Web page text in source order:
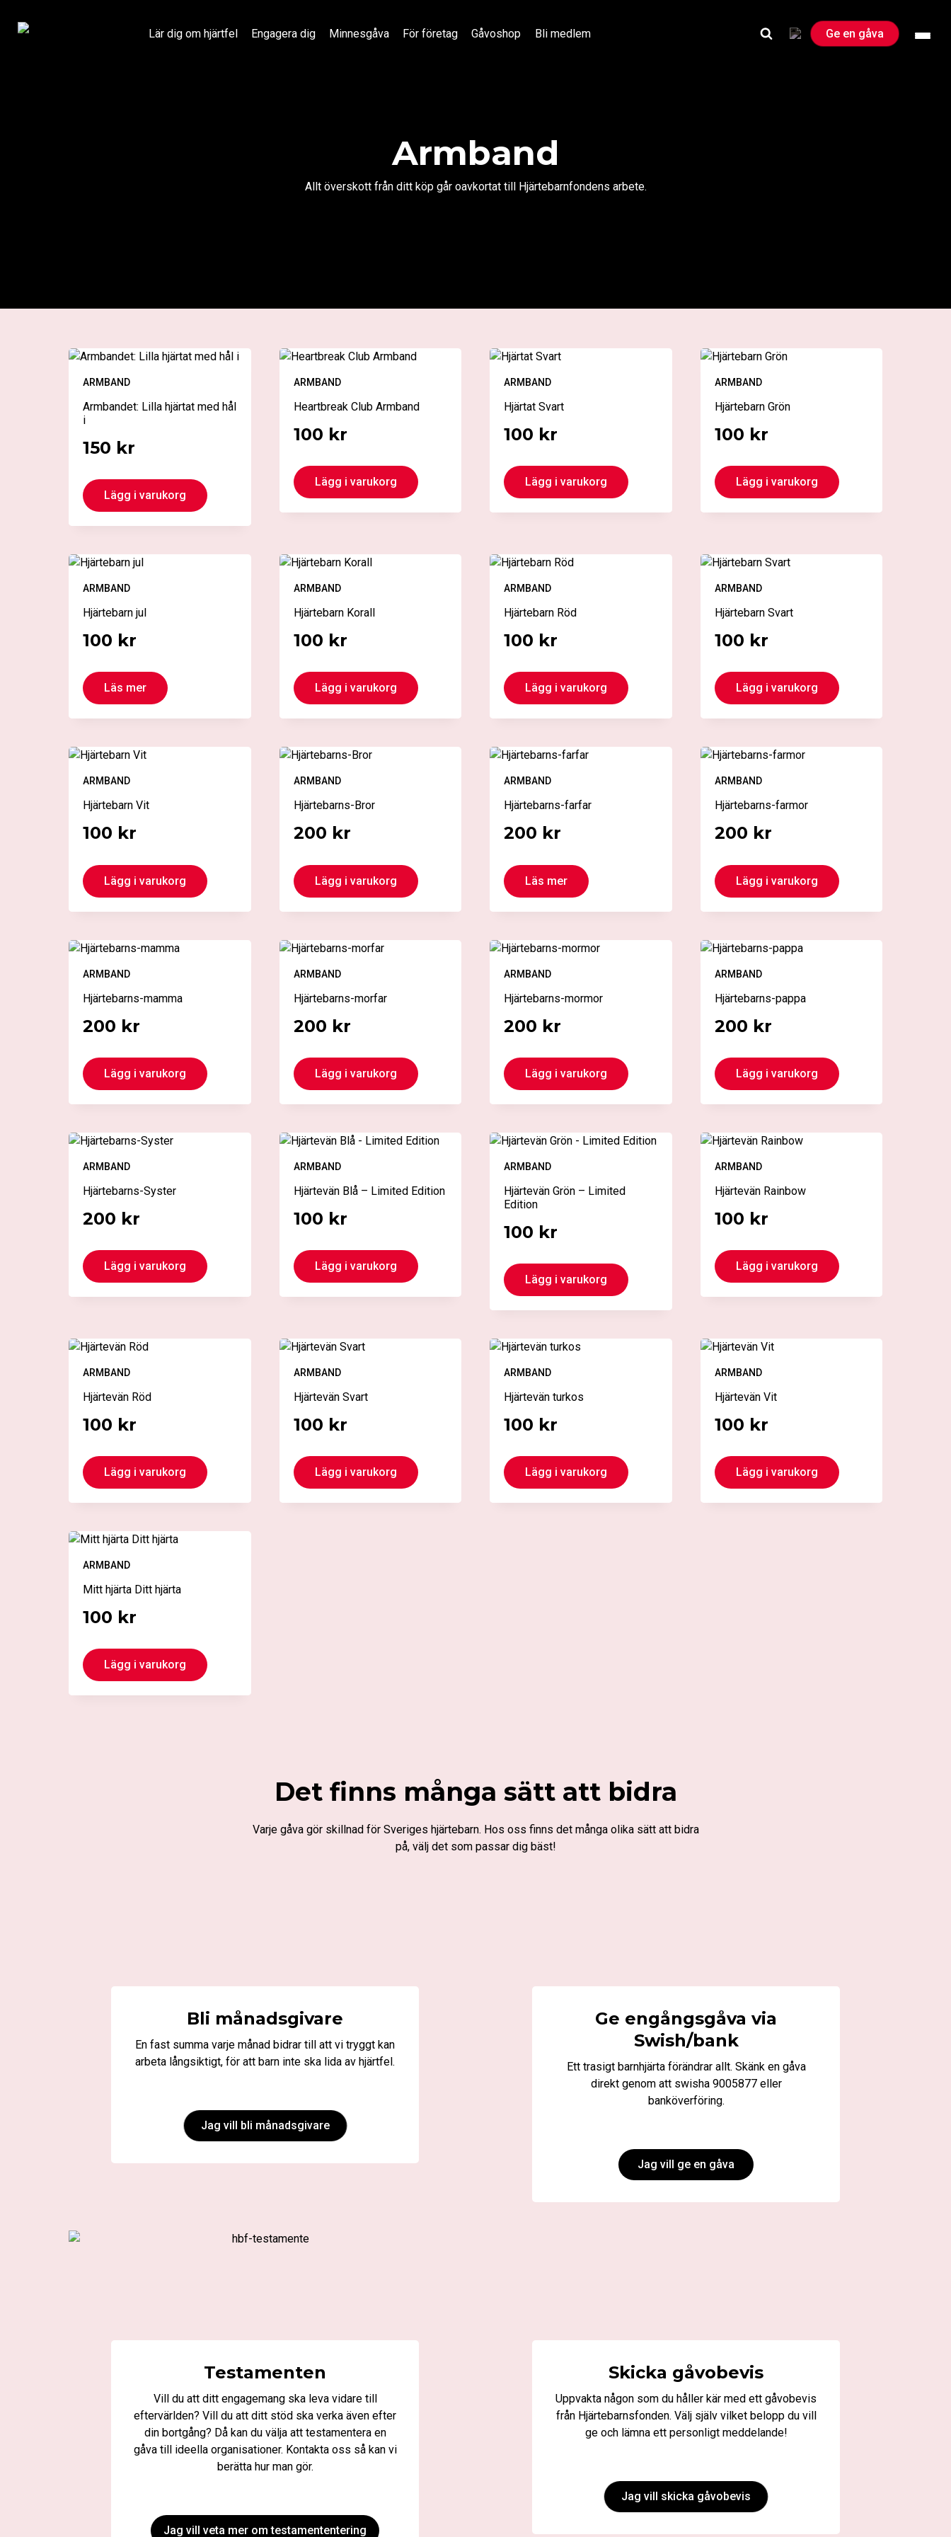
Lär dig om hjärtfel Engagera dig Minnesgåva För företag Gåvoshop Bli medlem Ge en gåva
Armband
Allt överskott från ditt köp går oavkortat till Hjärtebarnfondens arbete.
ARMBAND
Armbandet: Lilla hjärtat med hål
i
150 kr
Lägg i varukorg
ARMBAND
Heartbreak Club Armband
100 kr
Lägg i varukorg
ARMBAND
Hjärtat Svart
100 kr
Lägg i varukorg
ARMBAND
Hjärtebarn Grön
100 kr
Lägg i varukorg
ARMBAND
Hjärtebarn jul
100 kr
Läs mer
ARMBAND
Hjärtebarn Korall
100 kr
Lägg i varukorg
ARMBAND
Hjärtebarn Röd
100 kr
Lägg i varukorg
ARMBAND
Hjärtebarn Svart
100 kr
Lägg i varukorg
ARMBAND
Hjärtebarn Vit
100 kr
Lägg i varukorg
ARMBAND
Hjärtebarns-Bror
200 kr
Lägg i varukorg
Den
här
flera
produktsidan
ARMBAND
Hjärtebarns-farfar
200 kr
Läs mer
ARMBAND
Hjärtebarns-farmor
200 kr
Lägg i varukorg
ARMBAND
Hjärtebarns-mamma
200 kr
Lägg i varukorg
ARMBAND
Hjärtebarns-morfar
200 kr
Lägg i varukorg
ARMBAND
Hjärtebarns-mormor
200 kr
Lägg i varukorg
ARMBAND
Hjärtebarns-pappa
200 kr
Lägg i varukorg
ARMBAND
Hjärtebarns-Syster
200 kr
Lägg i varukorg
här
varianter.
ARMBAND
Hjärtevän Blå – Limited Edition
100 kr
Lägg i varukorg
ARMBAND
Hjärtevän Grön – Limited
Edition
100 kr
Lägg i varukorg
ARMBAND
Hjärtevän Rainbow
100 kr
Lägg i varukorg
ARMBAND
Hjärtevän Röd
100 kr
Lägg i varukorg
ARMBAND
Hjärtevän Svart
100 kr
Lägg i varukorg
ARMBAND
Hjärtevän turkos
100 kr
Lägg i varukorg
ARMBAND
Hjärtevän Vit
100 kr
Lägg i varukorg
ARMBAND
Mitt hjärta Ditt hjärta
100 kr
Lägg i varukorg
Det finns många sätt att bidra
Varje gåva gör skillnad för Sveriges hjärtebarn. Hos oss finns det många olika sätt att bidra
på, välj det som passar dig bäst!
Bli månadsgivare
En fast summa varje månad bidrar till att vi tryggt kan
arbeta långsiktigt, för att barn inte ska lida av hjärtfel.
Jag vill bli månadsgivare
Ge engångsgåva via
Swish/bank
Ett trasigt barnhjärta förändrar allt. Skänk en gåva
direkt genom att swisha 9005877 eller
banköverföring.
Jag vill ge en gåva
Testamenten
Vill du att ditt engagemang ska leva vidare till
eftervärlden? Vill du att ditt stöd ska verka även efter
din bortgång? Då kan du välja att testamentera en
gåva till ideella organisationer. Kontakta oss så kan vi
berätta hur man gör.
Jag vill veta mer om testamententering
Skicka gåvobevis
Uppvakta någon som du håller kär med ett gåvobevis
från Hjärtebarnsfonden. Välj själv vilket belopp du vill
ge och lämna ett personligt meddelande!
Jag vill skicka gåvobevis